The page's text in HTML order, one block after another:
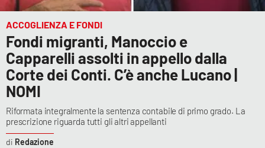
ACCOGLIENZA E FONDI
Fondi migranti, Manoccio e
Capparelli assolti in appello dalla
Corte dei Conti. C’è anche Lucano |
NOMI
Riformata integralmente la sentenza contabile di primo grado. La
prescrizione riguarda tutti gli altri appellanti
Redazione